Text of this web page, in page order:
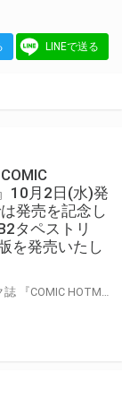
LINEで送る
COMIC
10月2日(水)発
発売を記念し
タペストリ
を発売いたし